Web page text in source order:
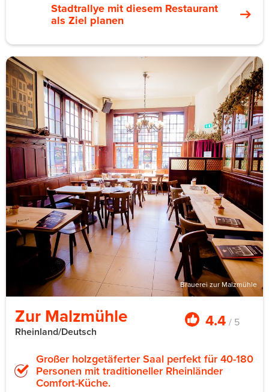
Stadtrallye mit diesem Restaurant
als Ziel planen
Brauerei zur Malzmühle
Zur Malzmühle
Rheinland/Deutsch
4.4 / 5
Großer holzgetäferter Saal perfekt für 40-180
Personen mit traditioneller Rheinländer
Comfort-Küche.